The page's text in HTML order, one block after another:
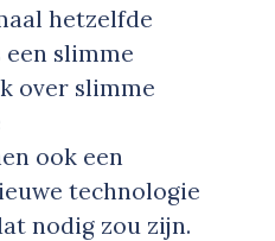
hetzelfde
slimme
over slimme
ook een
technologie
nodig zou zijn.